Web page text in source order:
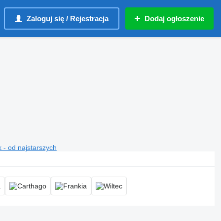
Zaloguj się / Rejestracja Dodaj ogłoszenie
- od najstarszych